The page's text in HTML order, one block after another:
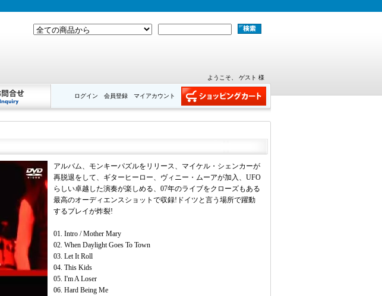
ようこそ、 ゲスト 様
マイアカウント
会員登録
ログイン
アルバム、モンキーパズルをリリース、マイケル・シェンカーが
再脱退をして、ギターヒーロー、ヴィニー・ムーアが加入、UFO
らしい卓越した演奏が楽しめる、07年のライブをクローズもある
最高のオーディエンスショットで収録!ドイツと言う場所で躍動
するプレイが炸裂!
01. Intro / Mother Mary
02. When Daylight Goes To Town
03. Let It Roll
04. This Kids
05. I'm A Loser
06. Hard Being Me